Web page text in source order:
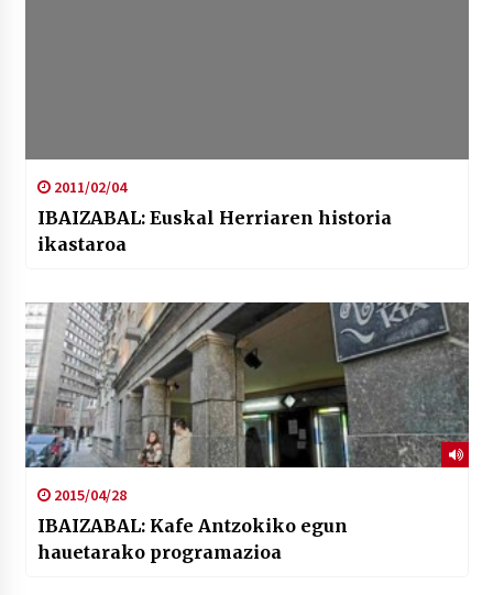
2011/02/04
IBAIZABAL: Euskal Herriaren historia
ikastaroa
2015/04/28
IBAIZABAL: Kafe Antzokiko egun
hauetarako programazioa